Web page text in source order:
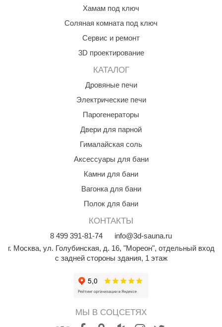
Хамам под ключ
Соляная комната под ключ
Сервис и ремонт
3D проектирование
КАТАЛОГ
Дровяные печи
Электрические печи
Парогенераторы
Двери для парной
Гималайская соль
Аксессуары для бани
Камни для бани
Вагонка для бани
Полок для бани
КОНТАКТЫ
8 499 391-81-74
info@3d-sauna.ru
г. Москва, ул. Голубинская, д. 16, "Мореон", отдельный вход
с задней стороны здания, 1 этаж
МЫ В СОЦСЕТЯХ